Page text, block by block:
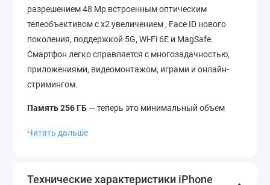
разрешением 48 Mp встроенным оптическим
телеобъективом с х2 увеличением , Face ID нового
поколения, поддержкой 5G, Wi‑Fi 6E и MagSafe.
Смартфон легко справляется с многозадачностью,
приложениями, видеомонтажом, играми и онлайн-
стримингом.
Память 256 ГБ — теперь это минимальный объем
автономностью и прочным корпусом. Он удобен в
Читать дальше
Технические характеристики iPhone